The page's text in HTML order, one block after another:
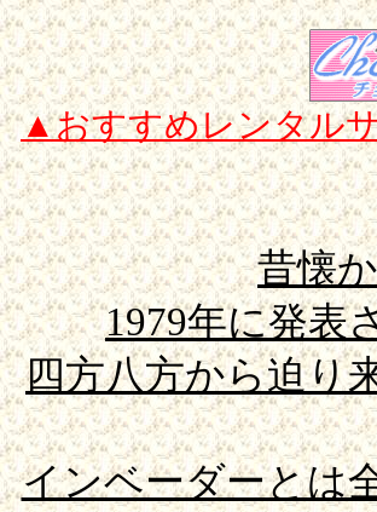
▲おすすめレンタルサ
昔懐
1979年に発表
四方八方から迫り
インベーダーとは